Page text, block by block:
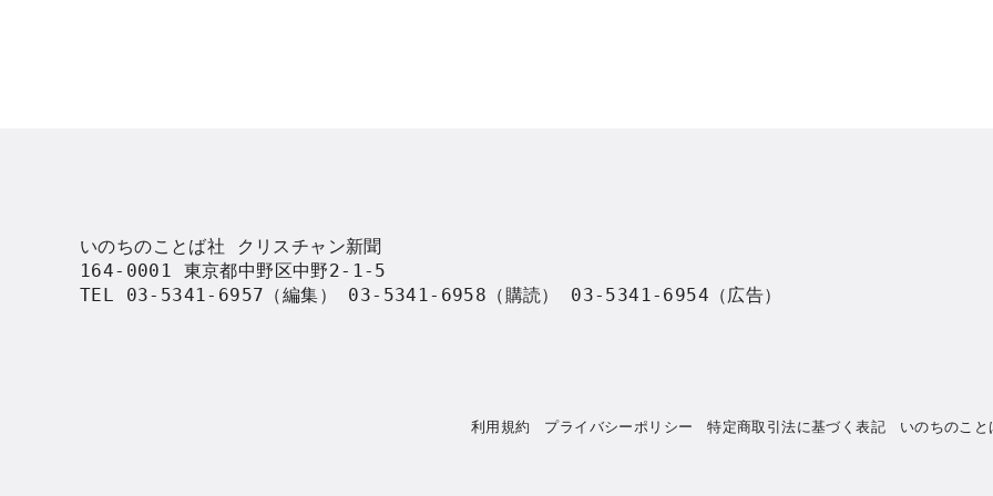
いのちのことば社 クリスチャン新聞
164-0001 東京都中野区中野2-1-5
TEL 03-5341-6957（編集） 03-5341-6958（購読） 03-5341-6954（広告）
利用規約 プライバシーポリシー 特定商取引法に基づく表記 いのちのこと